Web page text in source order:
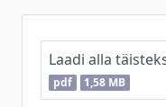
Laadi alla
pdf 1,58 MB